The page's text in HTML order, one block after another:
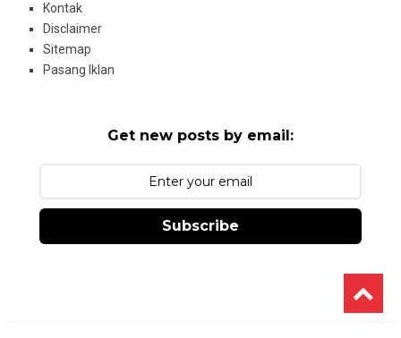
Kontak
Disclaimer
Sitemap
Pasang Iklan
Get new posts by email:
Subscribe